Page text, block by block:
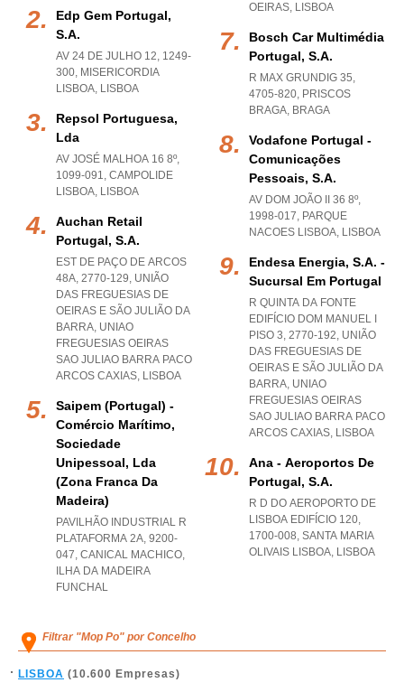
Edp Gem Portugal,
S.a.
AV 24 DE JULHO 12, 1249-
300, MISERICORDIA
LISBOA, LISBOA
Repsol Portuguesa,
Lda
AV JOSÉ MALHOA 16 8º,
1099-091, CAMPOLIDE
LISBOA, LISBOA
Auchan Retail
Portugal, S.a.
EST DE PAÇO DE ARCOS
48A, 2770-129, UNIÃO
DAS FREGUESIAS DE
OEIRAS E SÃO JULIÃO DA
BARRA, UNIAO
FREGUESIAS OEIRAS
SAO JULIAO BARRA PACO
ARCOS CAXIAS, LISBOA
Saipem (portugal) -
Comércio Marítimo,
Sociedade
Unipessoal, Lda
(zona Franca Da
Madeira)
PAVILHÃO INDUSTRIAL R
PLATAFORMA 2A, 9200-
047, CANICAL MACHICO,
ILHA DA MADEIRA
FUNCHAL
OEIRAS, LISBOA
Bosch Car Multimédia
Portugal, S.a.
R MAX GRUNDIG 35,
4705-820, PRISCOS
BRAGA, BRAGA
Vodafone Portugal -
Comunicações
Pessoais, S.a.
AV DOM JOÃO II 36 8º,
1998-017, PARQUE
NACOES LISBOA, LISBOA
Endesa Energia, S.a. -
Sucursal Em Portugal
R QUINTA DA FONTE
EDIFÍCIO DOM MANUEL I
PISO 3, 2770-192, UNIÃO
DAS FREGUESIAS DE
OEIRAS E SÃO JULIÃO DA
BARRA, UNIAO
FREGUESIAS OEIRAS
SAO JULIAO BARRA PACO
ARCOS CAXIAS, LISBOA
Ana - Aeroportos De
Portugal, S.a.
R D DO AEROPORTO DE
LISBOA EDIFÍCIO 120,
1700-008, SANTA MARIA
OLIVAIS LISBOA, LISBOA
Filtrar "Mop Po" por Concelho
LISBOA (10.600 Empresas)